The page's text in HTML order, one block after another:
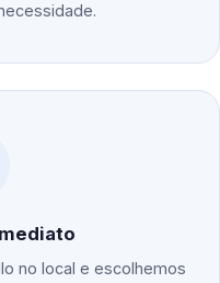
no local e escolhemos